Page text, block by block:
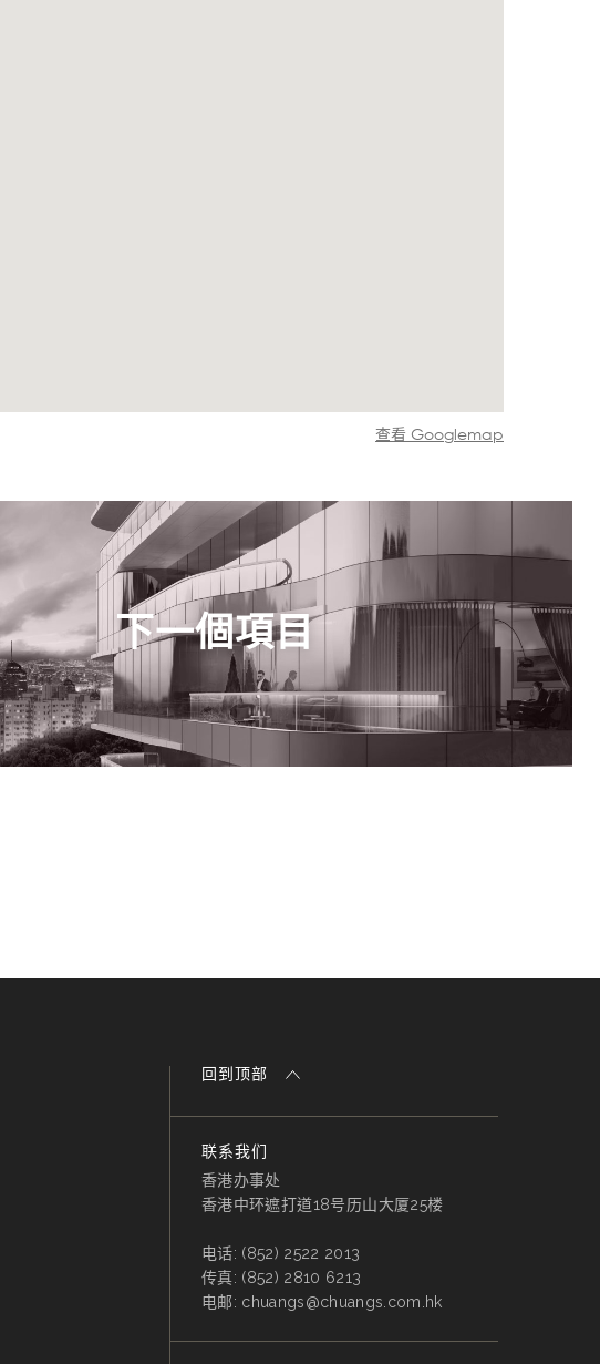
查看 Googlemap
下一個項目
回到顶部
联系我们
香港办事处
香港中环遮打道18号历山大厦25楼
电话: (852) 2522 2013
传真: (852) 2810 6213
电邮: chuangs@chuangs.com.hk